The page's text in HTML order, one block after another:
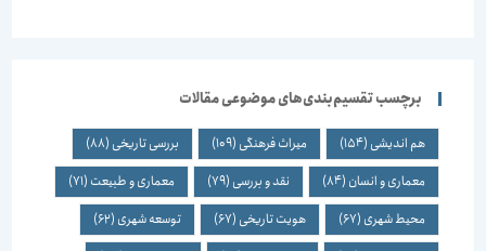
برچسب تقسیم‌بندی‌های موضوعی مقالات
هم اندیشی(154) میراث فرهنگی(109) بررسی تاریخی(88)
معماری و انسان(84) نقد و بررسی(79) معماری و طبیعت(71)
محیط شهری(67) هویت تاریخی(67) توسعه شهری(62)